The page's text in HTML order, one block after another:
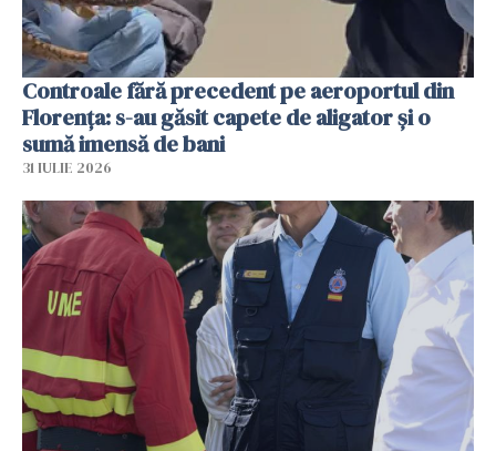
Controale fără precedent pe aeroportul din
Florența: s-au găsit capete de aligator și o
sumă imensă de bani
31 IULIE 2026